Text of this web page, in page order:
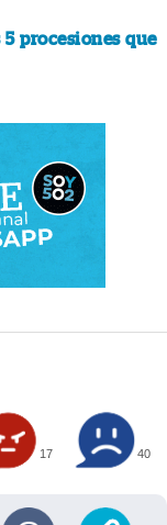
procesiones que
17 40